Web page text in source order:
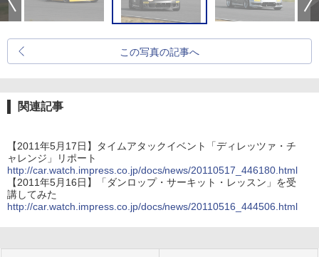
この写真の記事へ
関連記事
【2011年5月17日】タイムアタックイベント「ディレッツァ・チ
ャレンジ」リポート
http://car.watch.impress.co.jp/docs/news/20110517_446180.html
【2011年5月16日】「ダンロップ・サーキット・レッスン」を受
講してみた
http://car.watch.impress.co.jp/docs/news/20110516_444506.html